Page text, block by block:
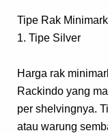
Tipe Rak
1. Tipe Silver
Harga rak
Rackindo yang
per shelvingnya.
atau warung